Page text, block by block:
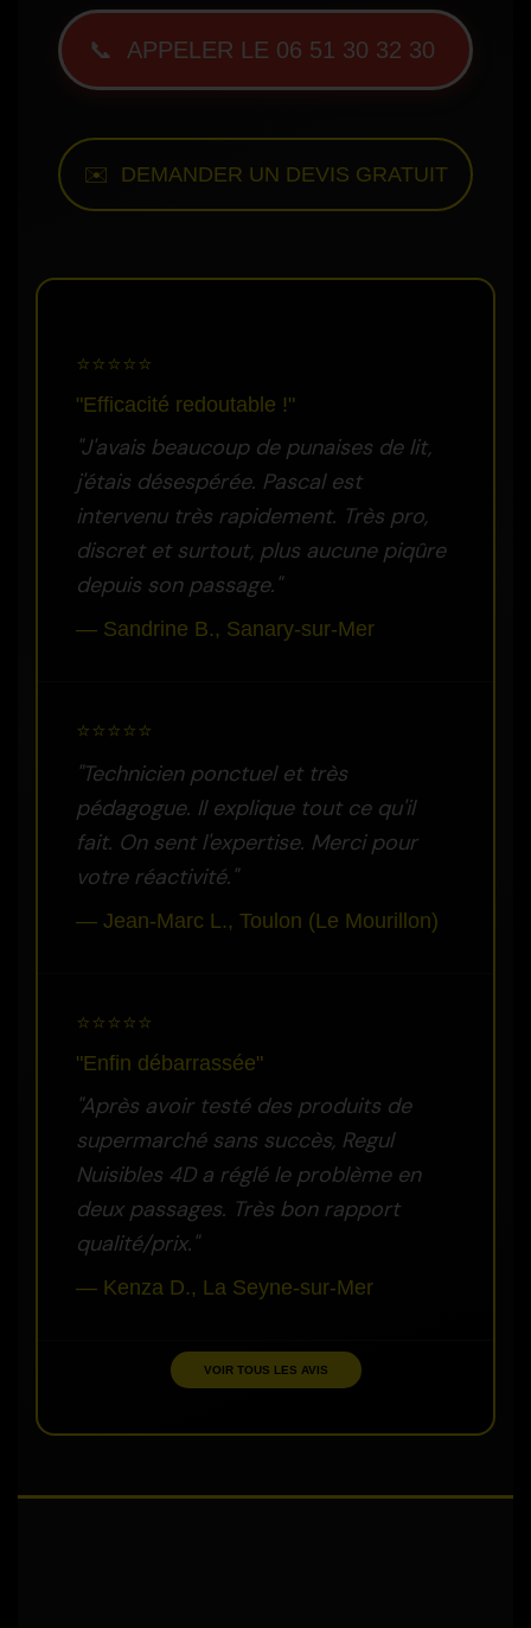
📞 APPELER LE 06 51 30 32 30
✉️ DEMANDER UN DEVIS GRATUIT
⭐⭐⭐⭐⭐
"Efficacité redoutable !"
"J'avais beaucoup de punaises de lit,
j'étais désespérée. Pascal est
intervenu très rapidement. Très pro,
discret et surtout, plus aucune piqûre
depuis son passage."
— Sandrine B., Sanary-sur-Mer
⭐⭐⭐⭐⭐
"Technicien ponctuel et très
pédagogue. Il explique tout ce qu'il
fait. On sent l'expertise. Merci pour
votre réactivité."
— Jean-Marc L., Toulon (Le Mourillon)
⭐⭐⭐⭐⭐
"Enfin débarrassée"
"Après avoir testé des produits de
supermarché sans succès, Regul
Nuisibles 4D a réglé le problème en
deux passages. Très bon rapport
qualité/prix."
— Kenza D., La Seyne-sur-Mer
VOIR TOUS LES AVIS